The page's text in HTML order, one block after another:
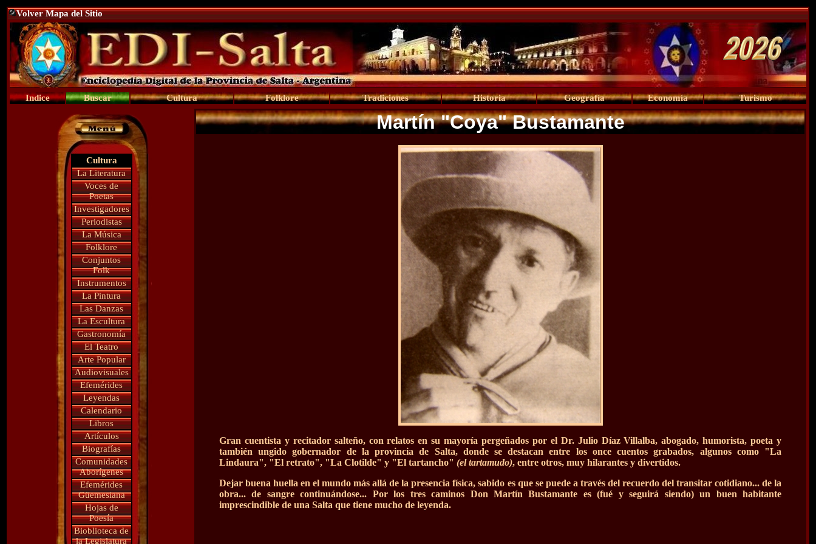
Volver Mapa del Sitio
Indice Buscar Cultura Folklore Tradiciones Historia Geografía Economía Turismo
Cultura
La Literatura
Voces de
Poetas
Investigadores
Periodistas
La Música
Folklore
Conjuntos
Folk
Instrumentos
La Pintura
Las Danzas
La Escultura
Gastronomía
El Teatro
Arte Popular
Audiovisuales
Efemérides
Leyendas
Calendario
Libros
Artículos
Biografías
Comunidades
Aborígenes
Efemérides
Güemesiana
Hojas de
Poesía
Bioblioteca de
la Legislatura
Martín "Coya" Bustamante
Gran cuentista y recitador salteño, con relatos en su mayoría pergeñados por el Dr. Julio Díaz Villalba, abogado, humorista, poeta y
también ungido gobernador de la provincia de Salta, donde se destacan entre los once cuentos grabados, algunos como "La
Lindaura", "El retrato", "La Clotilde" y "El tartancho" (el tartamudo), entre otros, muy hilarantes y divertidos.
Dejar buena huella en el mundo más allá de la presencia física, sabido es que se puede a través del recuerdo del transitar cotidiano... de la
obra... de sangre continuándose... Por los tres caminos Don Martín Bustamante es (fué y seguirá siendo) un buen habitante
imprescindible de una Salta que tiene mucho de leyenda.